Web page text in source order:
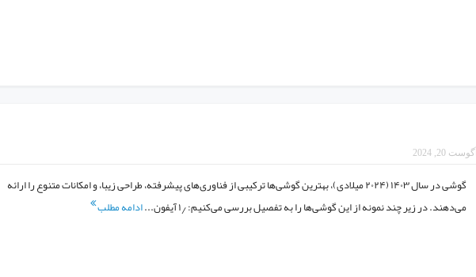
آگوست 20, 2024
گوشی در سال ۱۴۰۳ (۲۰۲۴ میلادی)، بهترین گوشی‌ها ترکیبی از فناوری‌های پیشرفته، طراحی زیبا، و امکانات متنوع را ارائه
می‌دهند. در زیر چند نمونه از این گوشی‌ها را به تفصیل بررسی می‌کنیم: ۱٫ آیفون...
ادامه مطلب